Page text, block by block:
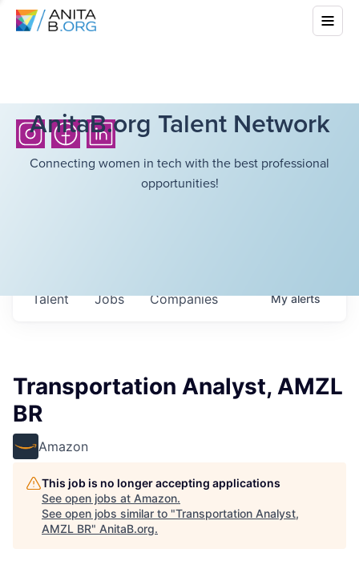
AnitaB.org Talent Network
Connecting women in tech with the best professional
opportunities!
Jobs Companies
Talent Myalerts
Transportation Analyst, AMZL
BR
Amazon
This job is no longer accepting applications
See open jobs at Amazon.
See open jobs similar to "Transportation Analyst,
AMZL BR" AnitaB.org.